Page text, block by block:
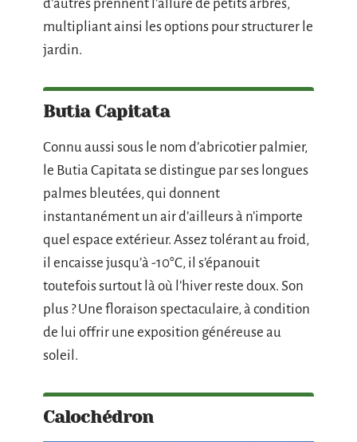
d’autres prennent l’allure de petits arbres,
multipliant ainsi les options pour structurer le
jardin.
Butia Capitata
Connu aussi sous le nom d’abricotier palmier,
le Butia Capitata se distingue par ses longues
palmes bleutées, qui donnent
instantanément un air d’ailleurs à n’importe
quel espace extérieur. Assez tolérant au froid,
il encaisse jusqu’à -10°C, il s’épanouit
toutefois surtout là où l’hiver reste doux. Son
plus ? Une floraison spectaculaire, à condition
de lui offrir une exposition généreuse au
soleil.
Calochédron